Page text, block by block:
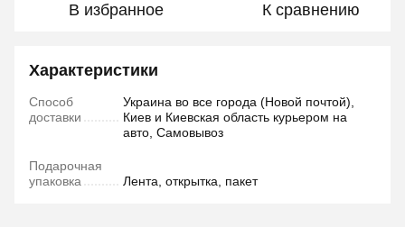
В избранное К сравнению
Характеристики
Способ
доставки
Украина во все города (Новой почтой),
Киев и Киевская область курьером на
авто, Самовывоз
Подарочная
упаковка
Лента, открытка, пакет